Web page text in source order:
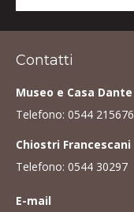
Contatti
Museo e Casa Dante
Telefono: 0544 215676
Chiostri Francescani
Telefono: 0544 30297
E-mail